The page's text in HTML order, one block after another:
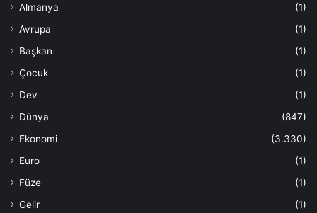
Almanya
(1)
Avrupa
(1)
Başkan
(1)
Çocuk
(1)
Dev
(1)
Dünya
(847)
Ekonomi
(3.330)
Euro
(1)
Füze
(1)
Gelir
(1)